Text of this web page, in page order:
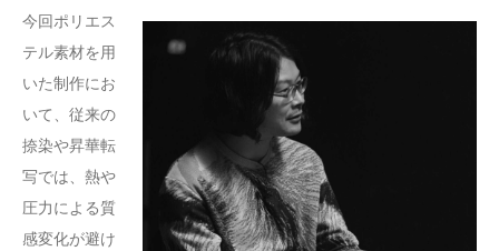
今回ポリエス
テル素材を用
いた制作にお
いて、従来の
捺染や昇華転
写では、熱や
圧力による質
感変化が避け